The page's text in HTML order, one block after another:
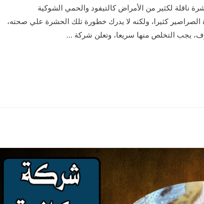
لكثير من الأمراض كالتيفود والحمي الشوكية
الصراصير كثيرا، ولكنه لا يدرك خطورة تلك الحشرة علي صحته،
يجب التخلص منها سريعا، وتعلن شركة …